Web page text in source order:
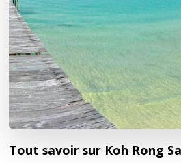
Tout savoir sur Koh Rong